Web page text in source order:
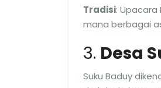
Tradisi:
mana berbagai
3. Desa
Suku Baduy